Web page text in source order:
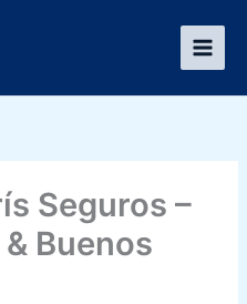
Seguros –
Buenos